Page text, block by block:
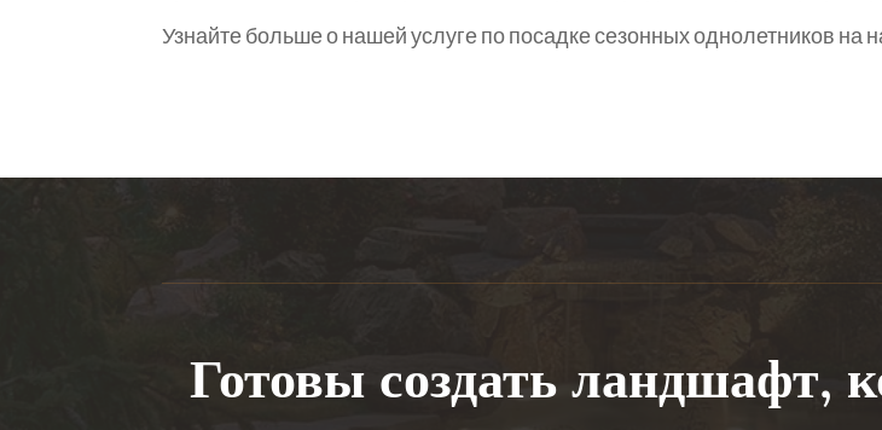
Узнайте больше о нашей услуге по посадке сезонных однолетников на
Готовы создать ландшафт,